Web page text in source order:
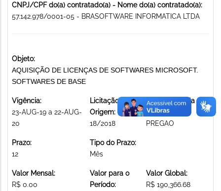
CNPJ/CPF do(a) contratado(a) - Nome do(a) contratado(a):
57.142.978/0001-05 - BRASOFTWARE INFORMATICA LTDA
Objeto:
AQUISIÇÃO DE LICENÇAS DE SOFTWARES MICROSOFT.
SOFTWARES DE BASE
Vigência:
23-AUG-19 a 22-AUG-
20
Licitação de
Origem:
18/2018
Modalidade da
licitação:
PREGAO
Prazo:
12
Tipo do Prazo:
Mês
Valor Mensal:
R$ 0.00
Valor para o
Período:
Valor Global:
R$ 190,366.68